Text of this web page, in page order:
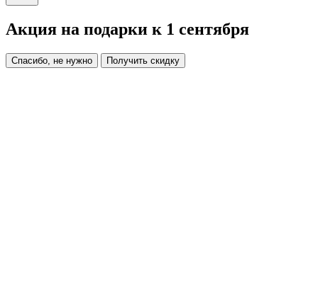
Акция на подарки к 1 сентября
Спасибо, не нужно Получить скидку